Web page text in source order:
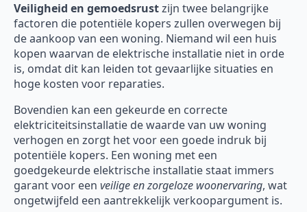
Veiligheid en gemoedsrustzijn twee belangrijke
factoren die potentiële kopers zullen overwegen bij
de aankoop van een woning. Niemand wil een huis
kopen waarvan de elektrische installatie niet in orde
is, omdat dit kan leiden tot gevaarlijke situaties en
hoge kosten voor reparaties.
Bovendien kan een gekeurde en correcte
elektriciteitsinstallatie de waarde van uw woning
verhogen en zorgt het voor een goede indruk bij
potentiële kopers. Een woning met een
goedgekeurde elektrische installatie staat immers
garant voor een veilige en zorgeloze woonervaring, wat
ongetwijfeld een aantrekkelijk verkoopargument is.